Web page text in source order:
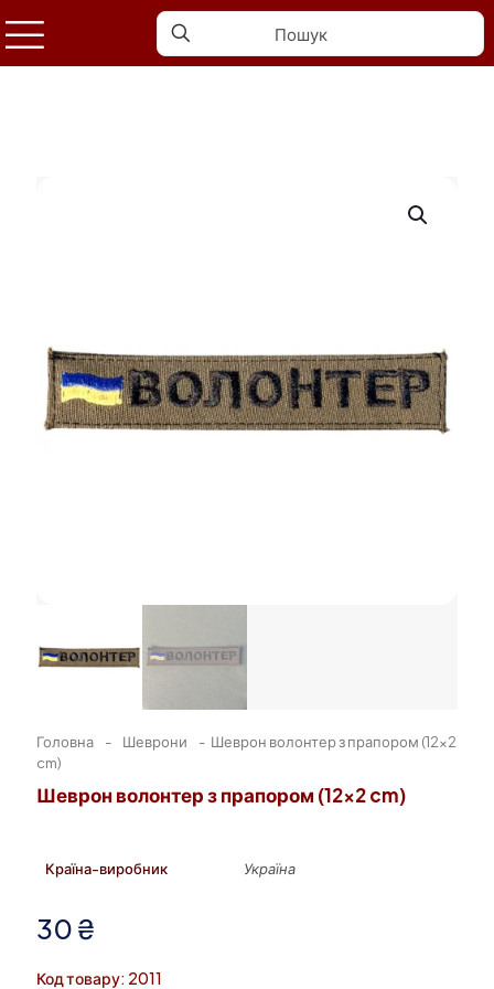
Головна - Шеврони - Шеврон волонтер з прапором (12×2
cm)
Шеврон волонтер з прапором (12×2 cm)
Країна-виробник Україна
30 ₴
Код товару: 2011